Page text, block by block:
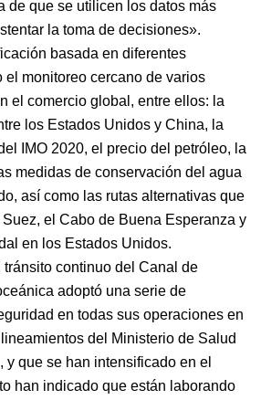
de que se utilicen los datos más
la toma de decisiones».
basada en diferentes
el monitoreo cercano de varios
el comercio global, entre ellos: la
los Estados Unidos y China, la
IMO 2020, el precio del petróleo, la
medidas de conservación del agua
así como las rutas alternativas que
el Cabo de Buena Esperanza y
en los Estados Unidos.
tránsito continuo del Canal de
adoptó una serie de
en todas sus operaciones en
del Ministerio de Salud
y que se han intensificado en el
han indicado que están laborando